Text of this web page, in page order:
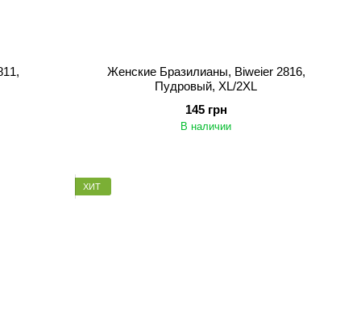
Женские Бразилианы, Biweier 2816,
Пудровый, XL/2XL
145 грн
В наличии
ХИТ